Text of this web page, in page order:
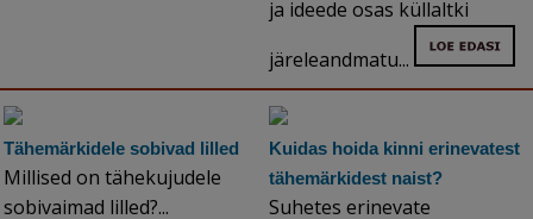
ja ideede osas küllaltki
järeleandmatu...
Tähemärkidele sobivad lilled
Millised on tähekujudele
sobivaimad lilled?...
Kuidas hoida kinni erinevatest
tähemärkidest naist?
Suhetes erinevate